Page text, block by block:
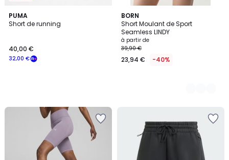
PUMA
Short de running
32,00 €
40,00 €
BORN
Short Moulant de Sport
Seamless LINDY
à partir de
39,90 €
23,94 € -40%
3
Couleurs